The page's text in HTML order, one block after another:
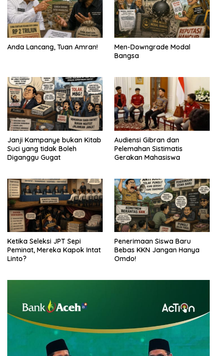
Anda Lancang, Tuan Amran!
Men-Downgrade Modal
Bangsa
Janji Kampanye bukan Kitab
Suci yang tidak Boleh
Diganggu Gugat
Audiensi Gibran dan
Pelemahan Sistimatis
Gerakan Mahasiswa
Ketika Seleksi JPT Sepi
Peminat, Mereka Kapok Intat
Linto?
Penerimaan Siswa Baru
Bebas KKN Jangan Hanya
Omdo!